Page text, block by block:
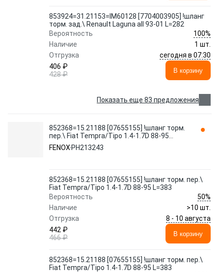
853924=31.21153=IM60128 [7704003905] !шланг
торм. зад.\ Renault Laguna all 93-01 L=282
Вероятность
100%
Наличие
1 шт.
Отгрузка
сегодня в 07:30
406 ₽
428 ₽
В корзину
Показать еще 83 предложения
852368=15.21188 [07655155] !шланг торм.
пер.\ Fiat Tempra/Tipo 1.4-1.7D 88-95
L=383 PH213243 FENOX
FENOX PH213243
852368=15.21188 [07655155] !шланг торм. пер.\
Fiat Tempra/Tipo 1.4-1.7D 88-95 L=383
Вероятность
50%
Наличие
>10 шт.
Отгрузка
8 - 10 августа
442 ₽
466 ₽
В корзину
852368=15.21188 [07655155] !шланг торм. пер.\
Fiat Tempra/Tipo 1.4-1.7D 88-95 L=383